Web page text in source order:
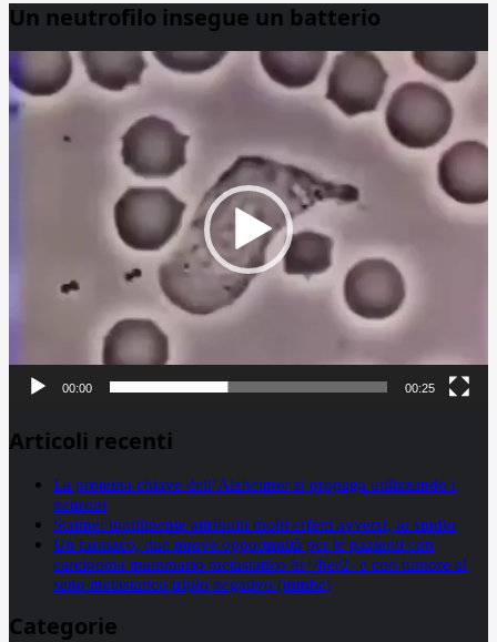
Un neutrofilo insegue un batterio
Player
00:00 00:25
Articoli recenti
La proteina chiave dell’Alzheimer si propaga utilizzando i
neuroni
Statine: inutilmente attribuiti molti effetti avversi, lo studio
Un farmaco, due nuove opportunità per le pazienti con
carcinoma mammario metastatico hr+/her2- e con tumore al
seno metastatico triplo negativo (mtnbc)
Categorie